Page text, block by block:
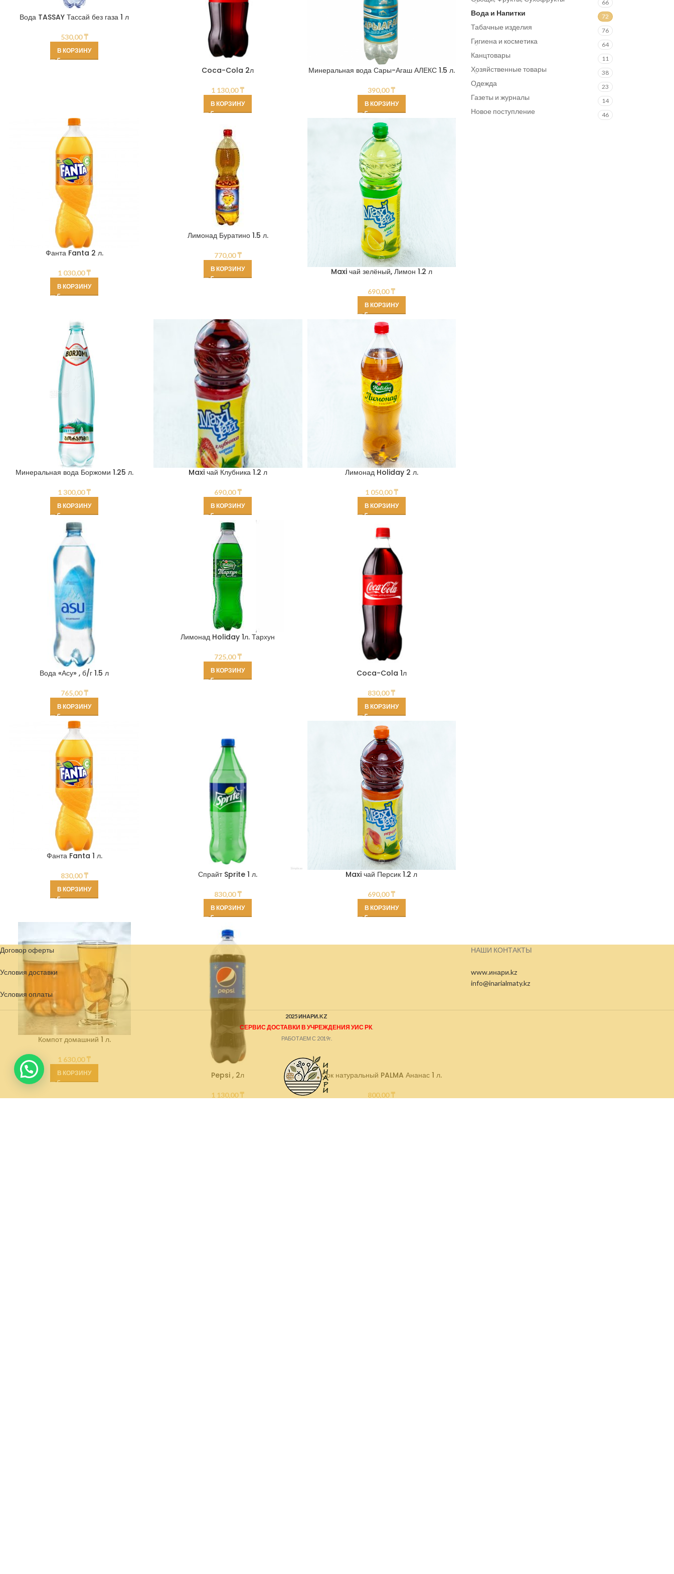
Вода TASSAY Тассай без газа 1 л
530,00₸
В КОРЗИНУ
Coca-Cola 2л
1 130,00₸
В КОРЗИНУ
Минеральная вода Сары-Агаш АЛЕКС 1.5 л.
390,00₸
В КОРЗИНУ
Фанта Fanta 2 л.
1 030,00₸
В КОРЗИНУ
Лимонад Буратино 1.5 л.
770,00₸
В КОРЗИНУ Maxi чай зелёный, Лимон 1.2 л
690,00₸
В КОРЗИНУ
Минеральная вода Боржоми 1.25 л.
1 300,00₸
В КОРЗИНУ
Maxi чай Клубника 1.2 л
690,00₸
В КОРЗИНУ
Лимонад Holiday 2 л.
1 050,00₸
В КОРЗИНУ
Вода «Асу» , б/г 1.5 л
765,00₸
В КОРЗИНУ
Лимонад Holiday 1л. Тархун
725,00₸
В КОРЗИНУ Coca-Cola 1л
830,00₸
В КОРЗИНУ
Фанта Fanta 1 л.
830,00₸
В КОРЗИНУ
Спрайт Sprite 1 л.
830,00₸
В КОРЗИНУ
Maxi чай Персик 1.2 л
690,00₸
В КОРЗИНУ
Компот домашний 1 л.
1 630,00₸
В КОРЗИНУ Pepsi , 2л
1 130,00₸
Сок натуральный PALMA Ананас 1 л.
800,00₸
66
Вода и Напитки 72
Табачные изделия 76
Гигиена и косметика 64
Канцтовары 11
Хозяйственные товары 38
Одежда 23
Газеты и журналы 14
Новое поступление 46
Договор оферты
Условия доставки
Условия оплаты
НАШИ КОНТАКТЫ
www.инари.kz
info@inarialmaty.kz
2025 ИНАРИ.KZ
СЕРВИС ДОСТАВКИ В УЧРЕЖДЕНИЯ УИС РК
РАБОТАЕМ С 2019г.